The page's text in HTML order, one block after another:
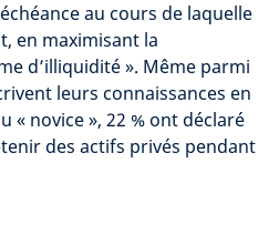
au cours de laquelle
en maximisant la
d’illiquidité ». Même parmi
leurs connaissances en
« novice », 22 % ont déclaré
des actifs privés pendant